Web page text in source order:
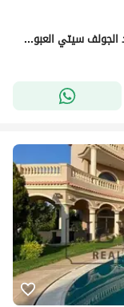
فيلا اوبن فيو علي اكبر حديقة للجولف داخل كمبوند الجولف سيتي العبور استلام فوري